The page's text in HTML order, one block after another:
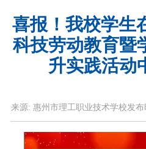
喜报！我校学生
科技劳动教育暨
升实践活动
来源: 惠州市理工职业技术学校发布